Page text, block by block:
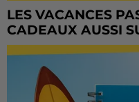
LES VACANCES
CADEAUX AUSSI